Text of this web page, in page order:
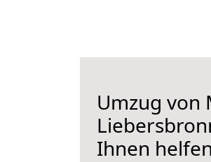
Umzug von
Ihnen